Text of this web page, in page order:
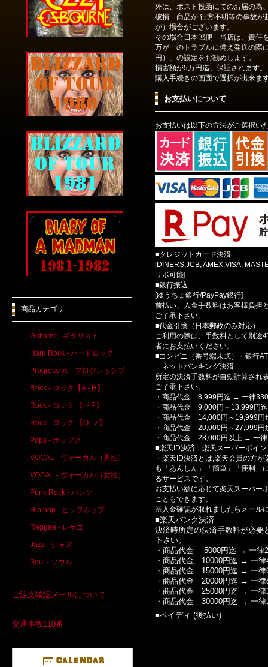
外は、ポスト投函にてのお届の為
破損 商品が 行方不明等の事故が
が）場合がございます。
その場合日本郵便 当店は、責任
万が一のトラブルに備え発送の際
円）」の設定をお勧めします。
損害額が5万円迄、保証されます。
購入手続きの画面で選択が出来ま
お支払いについて
お支払いは以下の方法がご選択い
■クレジットカード決済
[DINERS,JCB, AMEX,VISA,
リボ可能]
■銀行振込
[ゆうちょ銀行/PayPay銀行]
前払い、入金手数料はお客様負担
ご了承下さい。
■代金引換（日本郵政のみ対応）
ご利用の際は、手数料として別途
者にお支払いください。
■コンビニ（番号端末式）・銀行
ネットバンキング決済
所定の決済手数料が自動計算され
ご了承下さい。
・商品代金 8,999円迄 → 一律
・商品代金 9,000円～13,999円
・商品代金 14,000円～19,999
・商品代金 20,000円～27,999
・商品代金 28,000円以上 → 一
■楽天ID決済：楽天スーパーポイ
・楽天ID決済とは,楽天会員の方
も「あんしん」「簡単」「便利」
るサービスです。
お支払い額に応じて楽天スーパー
こともできます。
※入金確認が取れましたらメール
■楽天バンク決済
決済時所定の決済手数料が必要
下さい。
・商品代金 5000円迄 → 一律
・商品代金 10000円迄 → 一律
・商品代金 15000円迄 → 一律
・商品代金 20000円迄 → 一律
・商品代金 25000円迄 → 一律
・商品代金 30000円迄 → 一律
■ペイディ (後払い)
商品カテゴリ
Guitarist - ギタリスト
Hard Rock - ハードロック
Progressive - プログレッシブ
Rock - ロック【A - H】
Rock - ロック 【I - P】
Rock - ロック 【Q - Z】
Pops - ポップス
VOCAL - ヴォーカル（男性）
VOCAL - ヴォーカル（女性）
Punk Rock - パンク
Hip hop - ヒップホップ
Reggae - レゲエ
Jazz - ジャズ
Soul - ソウル
ご注文確認メールについて
交通事故110番